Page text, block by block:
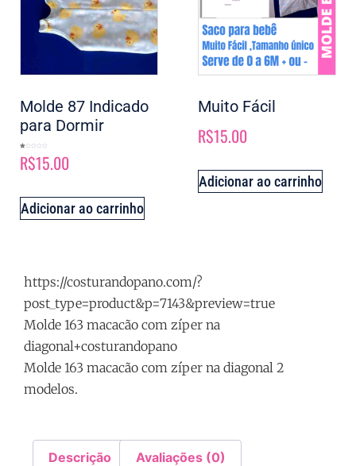
Molde 87 Indicado
para Dormir
1.00
de
R$15.00
Adicionar ao carrinho
Muito Fácil
R$15.00
Adicionar ao carrinho
https://costurandopano.com/?
post_type=product&p=7143&preview=true
Molde 163 macacão com zíper na
diagonal+costurandopano
Molde 163 macacão com zíper na diagonal 2
modelos.
Descrição Avaliações (0)